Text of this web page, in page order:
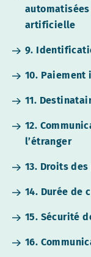
artificielle
9.
10. Paiement
11.
12.
l’étranger
13. Droits
14. Durée de
15. Sécurité
16.